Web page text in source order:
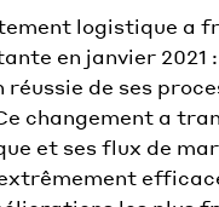
logistique a
en janvier 2021
de ses
changement a
et ses flux de